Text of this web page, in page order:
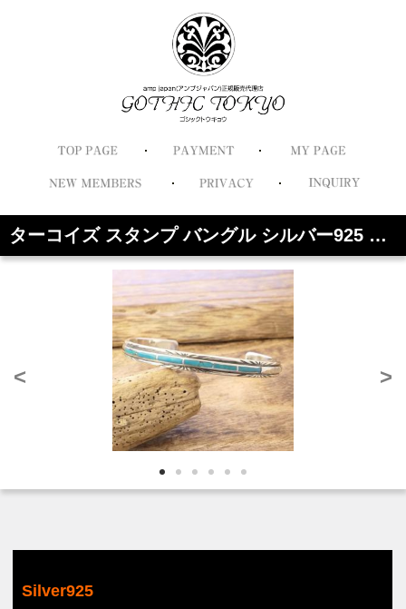
ターコイズ スタンプ バングル シルバー925 メンズ レディース インディアンジュエリー ナバホ族 アメカジ サーフ ネイティブ シルバーアクセサリー 銀 銀細工 Silver925 TI-201
< >
Silver925